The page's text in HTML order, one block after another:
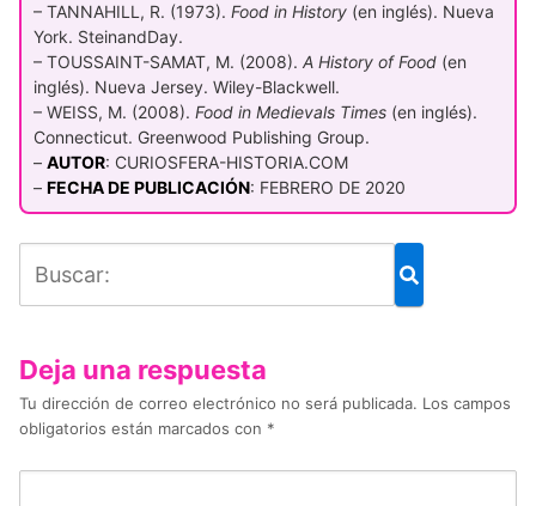
– TANNAHILL, R. (1973). Food in History (en inglés). Nueva
York. SteinandDay.
– TOUSSAINT-SAMAT, M. (2008). A History of Food (en
inglés). Nueva Jersey. Wiley-Blackwell.
– WEISS, M. (2008). Food in Medievals Times (en inglés).
Connecticut. Greenwood Publishing Group.
– AUTOR: CURIOSFERA-HISTORIA.COM
– FECHA DE PUBLICACIÓN: FEBRERO DE 2020
Deja una respuesta
Tu dirección de correo electrónico no será publicada. Los campos
obligatorios están marcados con *